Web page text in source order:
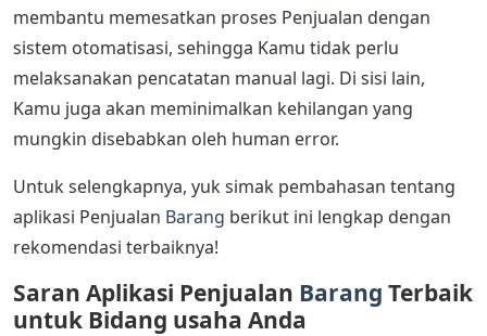
membantu memesatkan proses Penjualan dengan
sistem otomatisasi, sehingga Kamu tidak perlu
melaksanakan pencatatan manual lagi. Di sisi lain,
Kamu juga akan meminimalkan kehilangan yang
mungkin disebabkan oleh human error.
Untuk selengkapnya, yuk simak pembahasan tentang
aplikasi Penjualan Barang berikut ini lengkap dengan
rekomendasi terbaiknya!
Saran Aplikasi Penjualan Barang Terbaik
untuk Bidang usaha Anda